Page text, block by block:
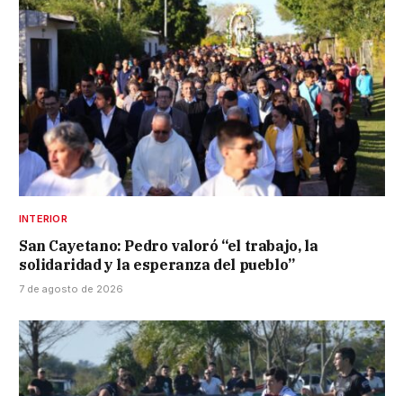
INTERIOR
San Cayetano: Pedro valoró “el trabajo, la
solidaridad y la esperanza del pueblo”
7 de agosto de 2026